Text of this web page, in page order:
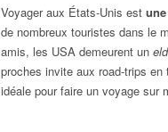
Voyager aux États-Unis est
de nombreux touristes dans le
amis, les USA demeurent un
proches invite aux road-trips
idéale pour faire un voyage sur